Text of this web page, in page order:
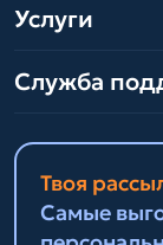
Услуги
Служба
Твоя
Самые